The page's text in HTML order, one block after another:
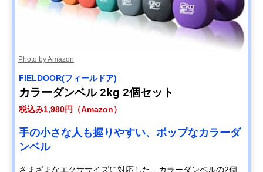
Photo by Amazon
FIELDOOR(フィールドア)
カラーダンベル 2kg 2個セット
税込み1,980円（Amazon）
手の小さな人も握りやすい、ポップなカラーダ
ンベル
さまざまなエクササイズに対応した、カラーダンベルの2個